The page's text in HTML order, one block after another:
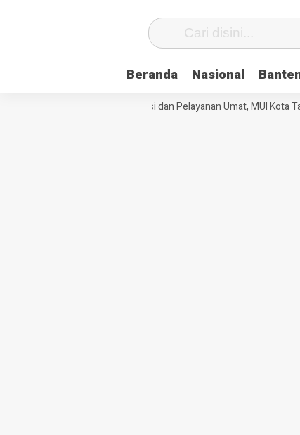
Beranda Nasional
Perkuat Tata Kelola Organisasi dan Pelayanan Umat, MUI Kota